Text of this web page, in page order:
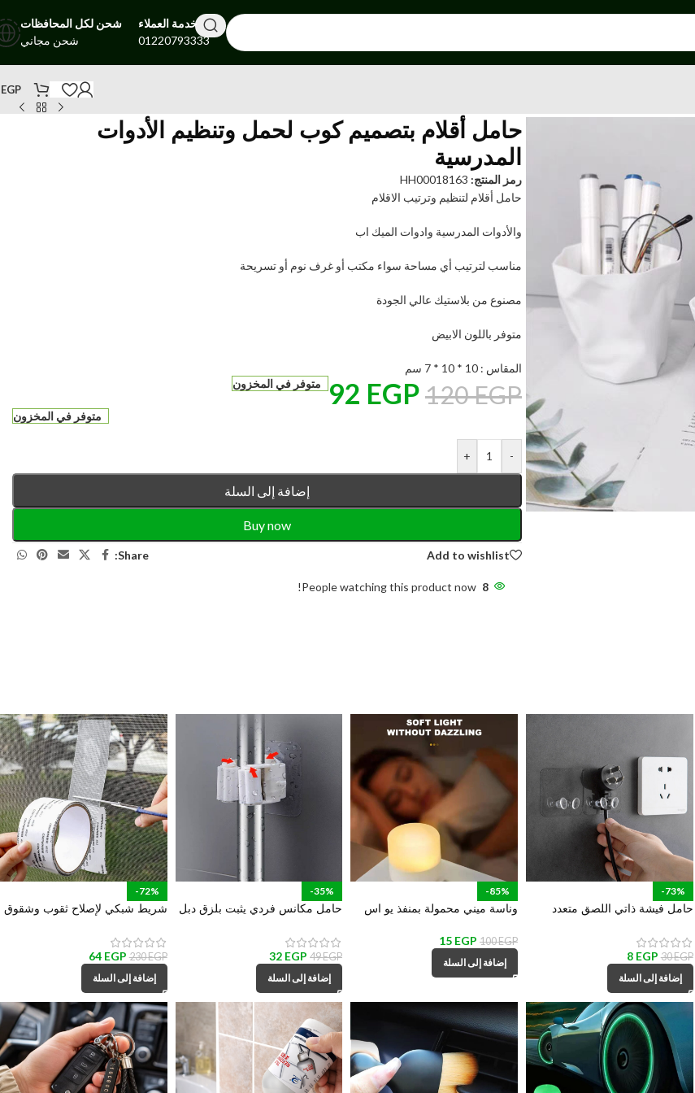
خدمة العملاء
01220793333
شحن لكل المحافظات
شحن مجاني
EGP
حامل أقلام بتصميم كوب لحمل وتنظيم الأدوات
المدرسية
رمز المنتج: HH00018163
حامل أقلام لتنظيم وترتيب الاقلام
والأدوات المدرسية وادوات الميك اب
مناسب لترتيب أي مساحة سواء مكتب أو غرف نوم أو تسريحة
مصنوع من بلاستيك عالي الجودة
متوفر باللون الابيض
المقاس : 10 * 10 * 7 سم
120EGP
92 EGP متوفر في المخزون
متوفر في المخزون
-
+
إضافة إلى السلة
Buy now
Add to wishlist
Share:
8
People watching this product now!
-73%
حامل فيشة ذاتي اللصق متعدد
والهواتف والكابلات
30EGP
8 EGP
إضافة إلى السلة
-85%
وناسة ميني محمولة بمنفذ يو اس
100EGP
15 EGP
إضافة إلى السلة
-35%
حامل مكانس فردي يثبت بلزق دبل
49EGP
32 EGP
إضافة إلى السلة
-72%
شريط شبكي لإصلاح ثقوب وشقوق
230EGP
64 EGP
إضافة إلى السلة